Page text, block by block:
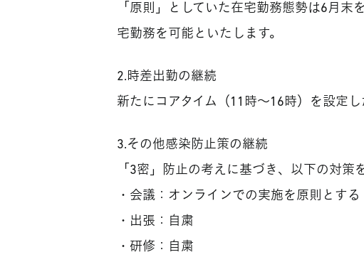
「原則」としていた在宅勤務態勢は6月
宅勤務を可能といたします。
2.時差出勤の継続
新たにコアタイム（11時～16時）を設定
3.その他感染防止策の継続
「3密」防止の考えに基づき、以下の対策
・会議：オンラインでの実施を原則とする
・出張：自粛
・研修：自粛